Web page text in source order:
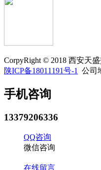
CorpyRight © 2018 西安天
陕ICP备18011191号-1 公司
手机咨询
13379206336
QQ咨询
微信咨询
在线留言